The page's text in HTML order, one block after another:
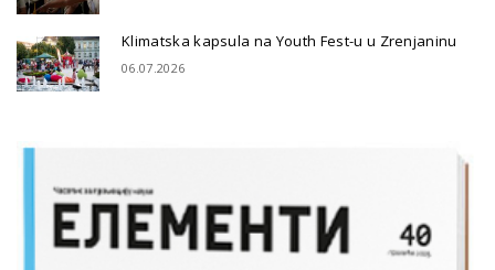
Klimatska kapsula na Youth Fest-u u Zrenjaninu
06.07.2026